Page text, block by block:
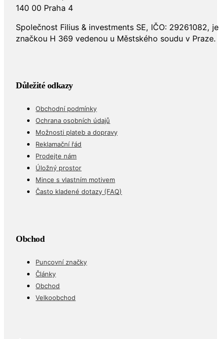
140 00 Praha 4
Společnost Filius & investments SE, IČO: 29261082,
značkou H 369 vedenou u Městského soudu v Praze.
Důležité odkazy
Obchodní podmínky
Ochrana osobních údajů
Možnosti plateb a dopravy
Reklamační řád
Prodejte nám
Úložný prostor
Mince s vlastním motivem
Často kladené dotazy (FAQ)
Obchod
Puncovní značky
Články
Obchod
Velkoobchod